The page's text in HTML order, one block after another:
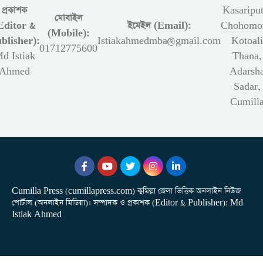
প্রকাশক
&
Istiak
মোবাইল
(Mobile):
01712775600
ইমেইল (Email):
Istiakahmedmba@gmail.com
Kotoali
Thana,
Sadar,
Cumilla Press (cumillapress.com) কুমিল্লা জেলা ভিত্তিক অনলাইন নিউজ
পোর্টাল (অনলাইন মিডিয়া)। সম্পাদক ও প্রকাশক (Editor & Publisher): Md
Istiak Ahmed